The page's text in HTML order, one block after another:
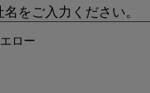
をご入力ください。
ロー